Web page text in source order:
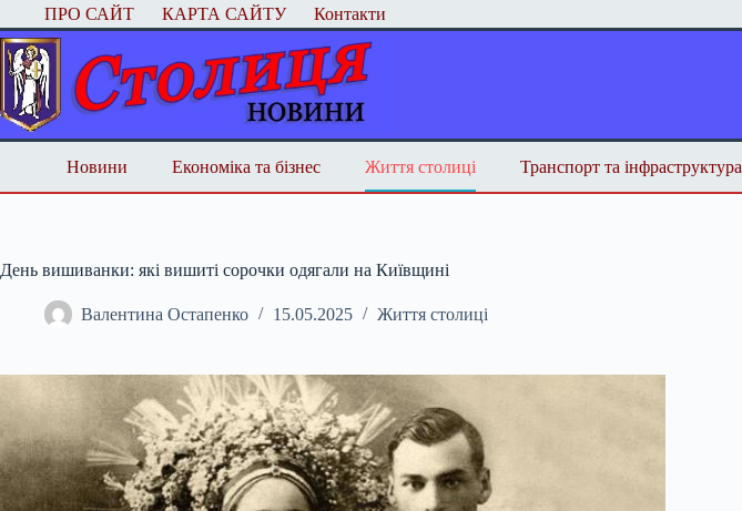
Перейти
до
вмісту
ПРО САЙТ КАРТА САЙТУ Контакти
Новини Економіка та бізнес Життя столиці Транспорт та інфраструктура
День вишиванки: які вишиті сорочки одягали на Київщині
Валентина Остапенко 15.05.2025 Життя столиці